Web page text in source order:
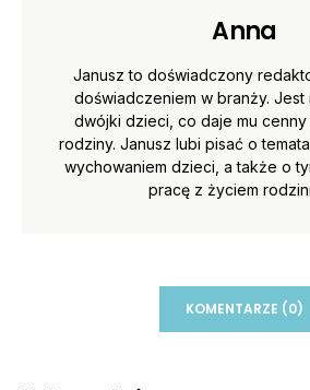
Anna
Janusz to doświadczony
doświadczeniem w branży. Jest
dwójki dzieci, co daje mu
rodziny. Janusz lubi pisać o
wychowaniem dzieci, a także o
pracę z życiem
KOMENTARZE (0)